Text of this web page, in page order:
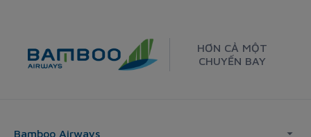
HƠN CẢ MỘT
CHUYẾN BAY
Bamboo Airways